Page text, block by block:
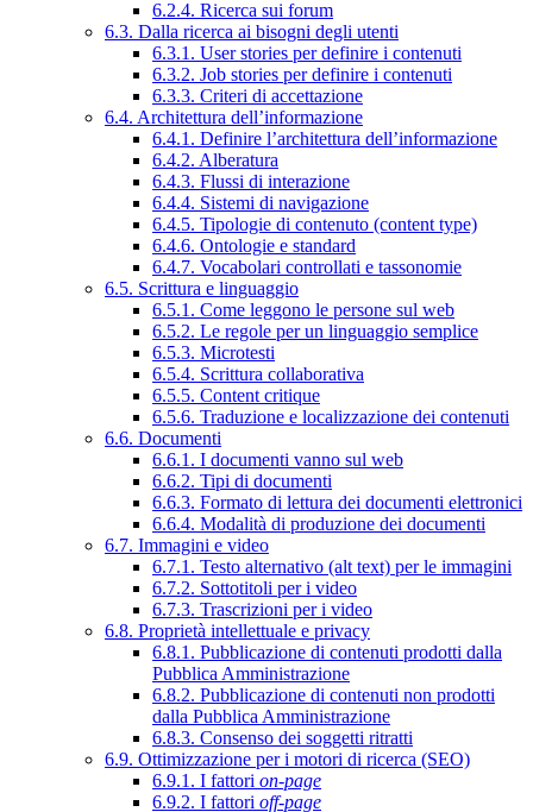
6.2.4. Ricerca sui forum
6.3. Dalla ricerca ai bisogni degli utenti
6.3.1. User stories per definire i contenuti
6.3.2. Job stories per definire i contenuti
6.3.3. Criteri di accettazione
6.4. Architettura dell’informazione
6.4.1. Definire l’architettura dell’informazione
6.4.2. Alberatura
6.4.3. Flussi di interazione
6.4.4. Sistemi di navigazione
6.4.5. Tipologie di contenuto (content type)
6.4.6. Ontologie e standard
6.4.7. Vocabolari controllati e tassonomie
6.5. Scrittura e linguaggio
6.5.1. Come leggono le persone sul web
6.5.2. Le regole per un linguaggio semplice
6.5.3. Microtesti
6.5.4. Scrittura collaborativa
6.5.5. Content critique
6.5.6. Traduzione e localizzazione dei contenuti
6.6. Documenti
6.6.1. I documenti vanno sul web
6.6.2. Tipi di documenti
6.6.3. Formato di lettura dei documenti elettronici
6.6.4. Modalità di produzione dei documenti
6.7. Immagini e video
6.7.1. Testo alternativo (alt text) per le immagini
6.7.2. Sottotitoli per i video
6.7.3. Trascrizioni per i video
6.8. Proprietà intellettuale e privacy
6.8.1. Pubblicazione di contenuti prodotti dalla
Pubblica Amministrazione
6.8.2. Pubblicazione di contenuti non prodotti
dalla Pubblica Amministrazione
6.8.3. Consenso dei soggetti ritratti
6.9. Ottimizzazione per i motori di ricerca (SEO)
6.9.1. I fattori on-page
6.9.2. I fattori off-page